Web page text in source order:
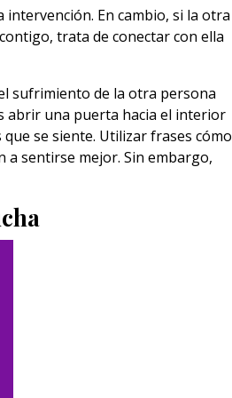
intervención. En cambio, si la otra
trata de conectar con ella
sufrimiento de la otra persona
abrir una puerta hacia el interior
se siente. Utilizar frases cómo
a sentirse mejor. Sin embargo,